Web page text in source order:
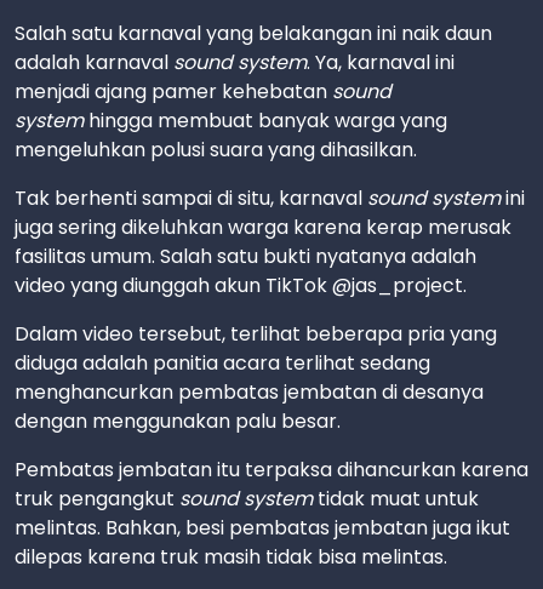
Salah satu karnaval yang belakangan ini naik daun
adalah karnaval sound system. Ya, karnaval ini
menjadi ajang pamer kehebatan sound
systemhingga membuat banyak warga yang
mengeluhkan polusi suara yang dihasilkan.
Tak berhenti sampai di situ, karnaval sound systemini
juga sering dikeluhkan warga karena kerap merusak
fasilitas umum. Salah satu bukti nyatanya adalah
video yang diunggah akun TikTok @jas_project.
Dalam video tersebut, terlihat beberapa pria yang
diduga adalah panitia acara terlihat sedang
menghancurkan pembatas jembatan di desanya
dengan menggunakan palu besar.
Pembatas jembatan itu terpaksa dihancurkan karena
truk pengangkut sound systemtidak muat untuk
melintas. Bahkan, besi pembatas jembatan juga ikut
dilepas karena truk masih tidak bisa melintas.